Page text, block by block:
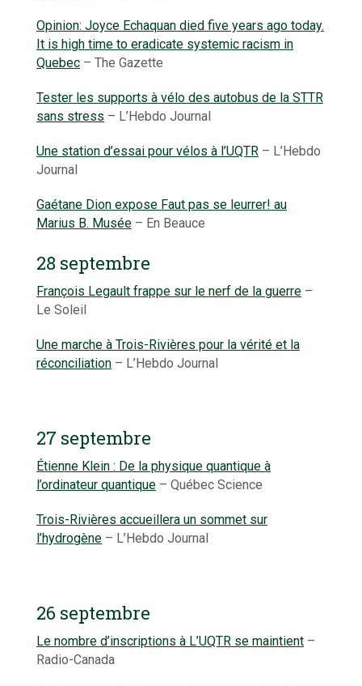
Opinion: Joyce Echaquan died five years ago today.
It is high time to eradicate systemic racism in
Quebec – The Gazette
Tester les supports à vélo des autobus de la STTR
sans stress – L’Hebdo Journal
Une station d’essai pour vélos à l’UQTR – L’Hebdo
Journal
Gaétane Dion expose Faut pas se leurrer! au
Marius B. Musée – En Beauce
28 septembre
François Legault frappe sur le nerf de la guerre –
Le Soleil
Une marche à Trois-Rivières pour la vérité et la
réconciliation – L’Hebdo Journal
27 septembre
Étienne Klein : De la physique quantique à
l’ordinateur quantique – Québec Science
Trois-Rivières accueillera un sommet sur
l’hydrogène – L’Hebdo Journal
26 septembre
Le nombre d’inscriptions à L’UQTR se maintient –
Radio-Canada